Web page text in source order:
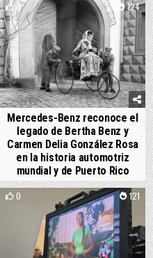
0 124
Mercedes-Benz reconoce el
legado de Bertha Benz y
Carmen Delia González Rosa
en la historia automotriz
mundial y de Puerto Rico
0 121